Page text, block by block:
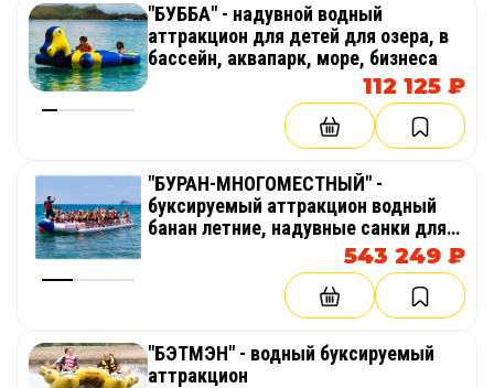
"БУББА" - надувной водный
аттракцион для детей для озера, в
бассейн, аквапарк, море, бизнеса
112 125 ₽
"БУРАН-МНОГОМЕСТНЫЙ" -
буксируемый аттракцион водный
банан летние, надувные санки для
543 249 ₽
"БЭТМЭН" - водный буксируемый
аттракцион